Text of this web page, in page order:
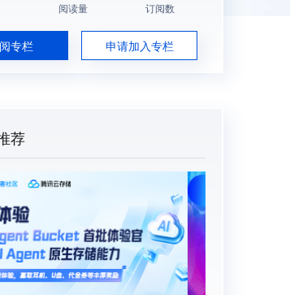
阅读量 订阅数
专栏 申请加入专栏
荐